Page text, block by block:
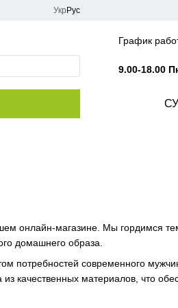
Укр Рус
График
9.00-18.00
онлайн-магазине. Мы гордимся
домашнего образа.
потребностей современного
качественных материалов, что